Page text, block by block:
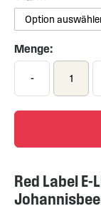
Menge:
-
Red Label E-